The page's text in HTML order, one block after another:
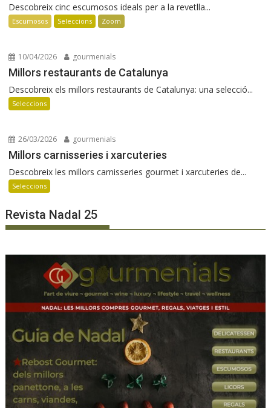
Descobreix cinc escumosos ideals per a la revetlla...
Escumosos Seleccions Zoom
10/04/2026 gourmenials
Millors restaurants de Catalunya
Descobreix els millors restaurants de Catalunya: una selecció...
Seleccions
26/03/2026 gourmenials
Millors carnisseries i xarcuteries
Descobreix les millors carnisseries gourmet i xarcuteries de...
Seleccions
Revista Nadal 25